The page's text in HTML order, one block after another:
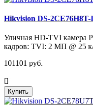
Hikvision DS-
Уличная HD-TVI камера
кадров: TVI: 2 МП @ 25
101101 руб.
Купить